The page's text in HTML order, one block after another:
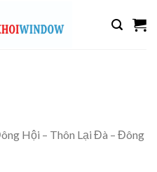
Hội – Thôn Lại Đà – Đông